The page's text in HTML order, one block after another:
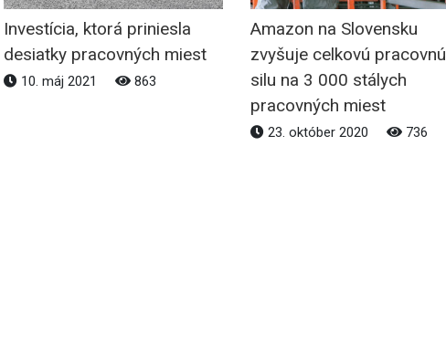
Investícia, ktorá priniesla
desiatky pracovných miest
10. máj 2021 863
Amazon na Slovensku
zvyšuje celkovú pracovnú
silu na 3 000 stálych
pracovných miest
23. október 2020 736